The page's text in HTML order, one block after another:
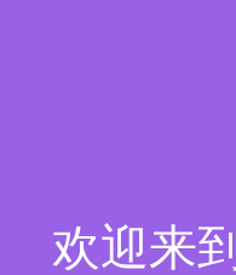
欢迎来